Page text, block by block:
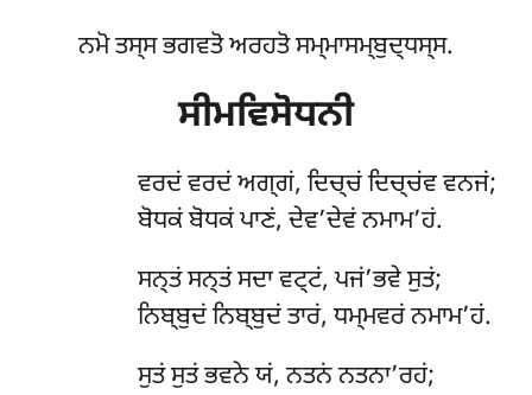
ਨਮੋ ਤਸ੍ਸ ਭਗਵਤੋ ਅਰਹਤੋ ਸਮ੍ਮਾਸਮ੍ਬੁਦ੍ਧਸ੍ਸ.
ਸੀਮਵਿਸੋਧਨੀ
ਵਰਦਂਵਰਦਂ ਅਗ੍ਗਂ, ਦਿਚ੍ਚਂ ਦਿਚ੍ਚਂਵ ਵਨਜਂ;
ਬੋਧਕਂ ਬੋਧਕਂ ਪਾਣਂ, ਦੇਵ’ਦੇਵਂ ਨਮਾਮ’ਹਂ.
ਸਨ੍ਤਂ ਸਨ੍ਤਂ ਸਦਾ ਵਟ੍ਟਂ, ਪਜਂ’ਭਵੇ ਸੁਤਂ;
ਨਿਬ੍ਬੁਦਂ ਨਿਬ੍ਬੁਦਂ ਤਾਰਂ, ਧਮ੍ਮਵਰਂ ਨਮਾਮ’ਹਂ.
ਸੁਤਂ ਸੁਤਂ ਭਵਨੇ ਯਂ, ਨਤਨਂ ਨਤਨਾ’ਰਹਂ;